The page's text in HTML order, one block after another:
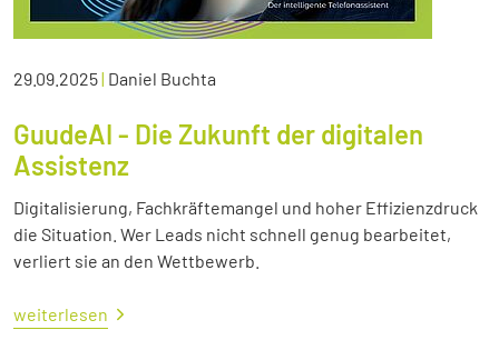
29.09.2025| Daniel Buchta
GuudeAI - Die Zukunft der digitalen
Assistenz
Digitalisierung, Fachkräftemangel und hoher Effizienzdruck
die Situation. Wer Leads nicht schnell genug bearbeitet,
verliert sie an den Wettbewerb.
weiterlesen